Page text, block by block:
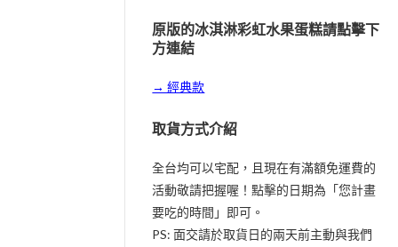
原版的冰淇淋彩虹水果蛋糕請點擊下
方連結
→ 經典款
取貨方式介紹
全台均可以宅配，且現在有滿額免運費的
活動敬請把握喔！點擊的日期為「您計畫
要吃的時間」即可。
PS: 面交請於取貨日的兩天前主動與我們